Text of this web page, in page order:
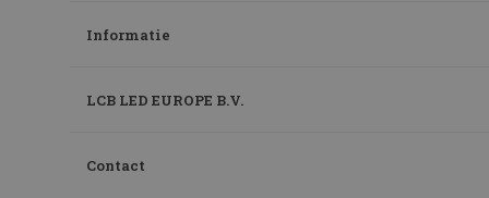
Informatie
LCB LED EUROPE B.V.
Contact